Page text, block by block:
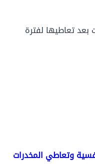
بعد تعاطيها لفترة
وتعاطي المخدرات